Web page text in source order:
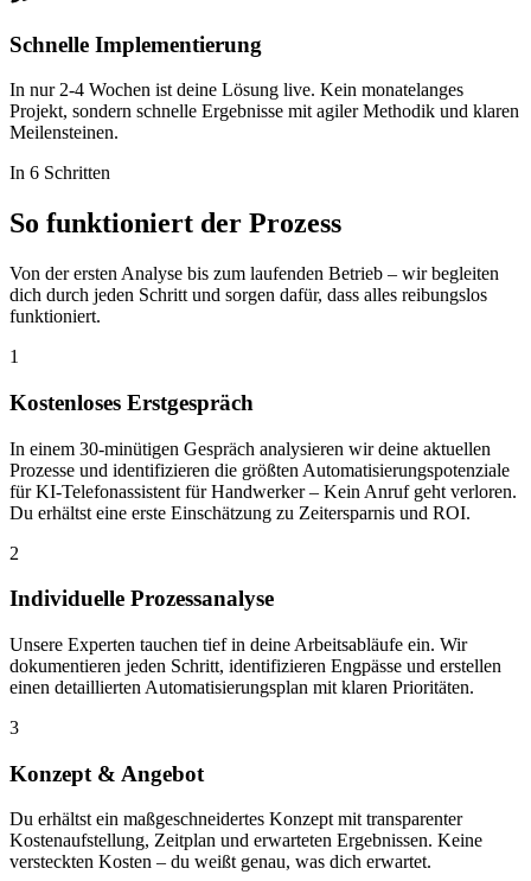
Schnelle Implementierung
In nur 2-4 Wochen ist deine Lösung live. Kein monatelanges
Projekt, sondern schnelle Ergebnisse mit agiler Methodik und klaren
Meilensteinen.
In 6 Schritten
So funktioniert der Prozess
Von der ersten Analyse bis zum laufenden Betrieb – wir begleiten
dich durch jeden Schritt und sorgen dafür, dass alles reibungslos
funktioniert.
1
Kostenloses Erstgespräch
In einem 30-minütigen Gespräch analysieren wir deine aktuellen
Prozesse und identifizieren die größten Automatisierungspotenziale
für KI-Telefonassistent für Handwerker – Kein Anruf geht verloren.
Du erhältst eine erste Einschätzung zu Zeitersparnis und ROI.
2
Individuelle Prozessanalyse
Unsere Experten tauchen tief in deine Arbeitsabläufe ein. Wir
dokumentieren jeden Schritt, identifizieren Engpässe und erstellen
einen detaillierten Automatisierungsplan mit klaren Prioritäten.
3
Konzept & Angebot
Du erhältst ein maßgeschneidertes Konzept mit transparenter
Kostenaufstellung, Zeitplan und erwarteten Ergebnissen. Keine
versteckten Kosten – du weißt genau, was dich erwartet.